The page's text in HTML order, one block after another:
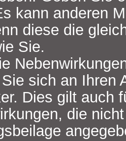
kann anderen
diese die
Sie.
sich an Ihren
Dies gilt auch
die